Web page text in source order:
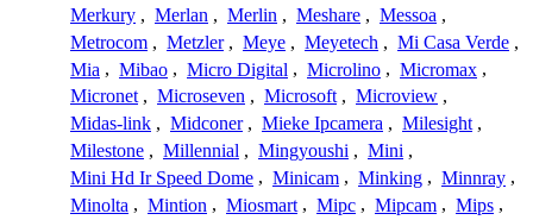
Merkury , Merlan , Merlin , Meshare , Messoa ,
Metrocom , Metzler , Meye , Meyetech , Mi Casa Verde ,
Mia , Mibao , Micro Digital , Microlino , Micromax ,
Micronet , Microseven , Microsoft , Microview ,
Midas-link , Midconer , Mieke Ipcamera , Milesight ,
Milestone , Millennial , Mingyoushi , Mini ,
Mini Hd Ir Speed Dome , Minicam , Minking , Minnray ,
Minolta , Mintion , Miosmart , Mipc , Mipcam , Mips ,